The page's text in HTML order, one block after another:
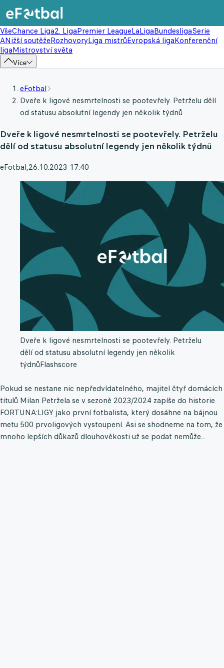
VšeChance Liga2. LigaPremier LeagueLaLigaBundesligaSerie
ANižší soutěžeRozhovoryLiga mistrůEvropská ligaKonferenční
ligaMistrovství světa
Více
eFotbal
Dveře k ligové nesmrtelnosti se pootevřely. Petrželu dělí
od statusu absolutní legendy jen několik týdnů
Dveře k ligové nesmrtelnosti se pootevřely. Petrželu
dělí od statusu absolutní legendy jen několik týdnů
eFotbal,26.10.2023 17:40
Dveře k ligové nesmrtelnosti se pootevřely. Petrželu
dělí od statusu absolutní legendy jen několik
týdnůFlashscore
Pokud se nestane nic nepředvídatelného, majitel čtyř domácích
titulů Milan Petržela se v sezoně 2023/2024 zapíše do historie
FORTUNA:LIGY jako první fotbalista, který dosáhne na bájnou
metu 500 prvoligových vystoupení. Asi se shodneme na tom, že
mnoho lepších důkazů dlouhověkosti už se podat nemůže...